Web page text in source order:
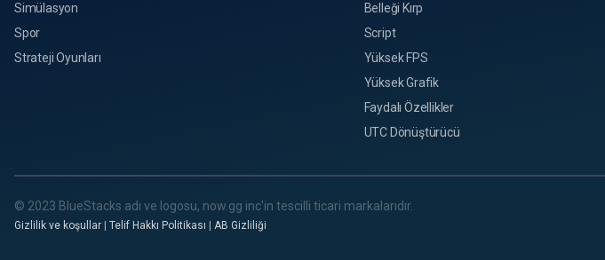
Simülasyon
Spor
Strateji Oyunları
Belleği Kırp
Script
Yüksek FPS
Yüksek Grafik
Faydalı Özellikler
UTC Dönüştürücü
© 2023 BlueStacks adı ve logosu, now.gg inc'in tescilli ticari markalarıdır.
Gizlilik ve koşullar Telif Hakkı Politikası AB Gizliliği